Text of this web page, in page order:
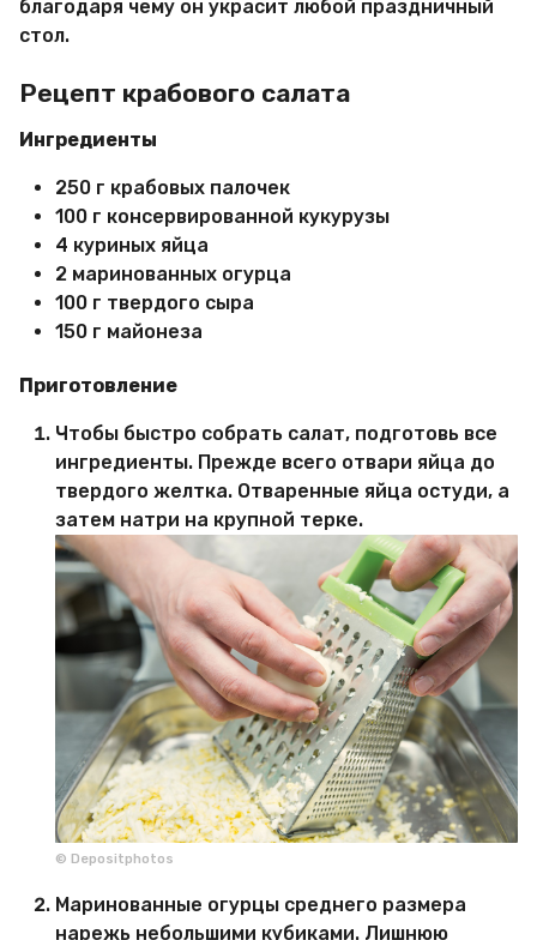
благодаря чему он украсит любой праздничный
стол.
Рецепт крабового салата
Ингредиенты
250 г крабовых палочек
100 г консервированной кукурузы
4 куриных яйца
2 маринованных огурца
100 г твердого сыра
150 г майонеза
Приготовление
Чтобы быстро собрать салат, подготовь все
ингредиенты. Прежде всего отвари яйца до
твердого желтка. Отваренные яйца остуди, а
затем натри на крупной терке.
© Depositphotos
Маринованные огурцы среднего размера
нарежь небольшими кубиками. Лишнюю